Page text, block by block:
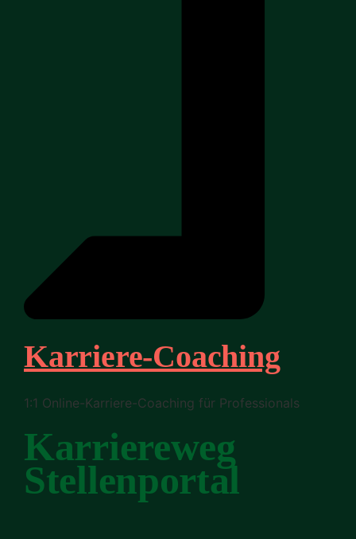
Karriere-Coaching
1:1 Online-Karriere-Coaching für Professionals
Karriereweg
Stellenportal